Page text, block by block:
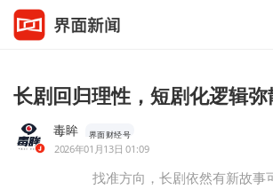
长剧回归理性，短剧化逻辑
毒眸 界面财经号
2026年01月13日 01:09
找准方向，长剧依然有新故事